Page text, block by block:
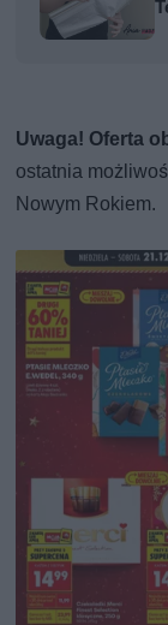
Uwaga! Oferta
ostatnia
Nowym Rokiem.